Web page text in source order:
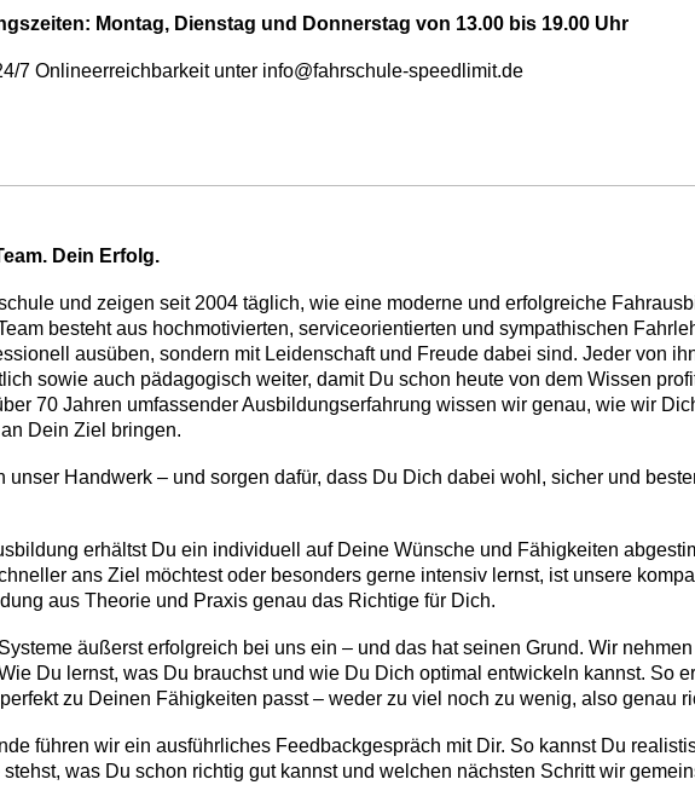
Montag, Dienstag und Donnerstag von 13.00 bis 19.00 Uhr
7 Onlineerreichbarkeit unter info@fahrschule-speedlimit.de
Dein Erfolg.
und zeigen seit 2004 täglich, wie eine moderne und erfolgreiche
besteht aus hochmotivierten, serviceorientierten und sympathischen
ausüben, sondern mit Leidenschaft und Freude dabei sind. Jeder von
sowie auch pädagogisch weiter, damit Du schon heute von dem Wissen
70 Jahren umfassender Ausbildungserfahrung wissen wir genau, wie wir
Dein Ziel bringen.
unser Handwerk – und sorgen dafür, dass Du Dich dabei wohl, sicher und
erhältst Du ein individuell auf Deine Wünsche und Fähigkeiten
ans Ziel möchtest oder besonders gerne intensiv lernst, ist unsere
aus Theorie und Praxis genau das Richtige für Dich.
äußerst erfolgreich bei uns ein – und das hat seinen Grund. Wir
Du lernst, was Du brauchst und wie Du Dich optimal entwickeln kannst. So
zu Deinen Fähigkeiten passt – weder zu viel noch zu wenig, also genau
führen wir ein ausführliches Feedbackgespräch mit Dir. So kannst Du
was Du schon richtig gut kannst und welchen nächsten Schritt wir